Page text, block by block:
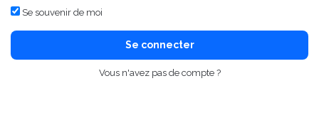
Se souvenir de moi
Se connecter
Vous n'avez pas de compte ?